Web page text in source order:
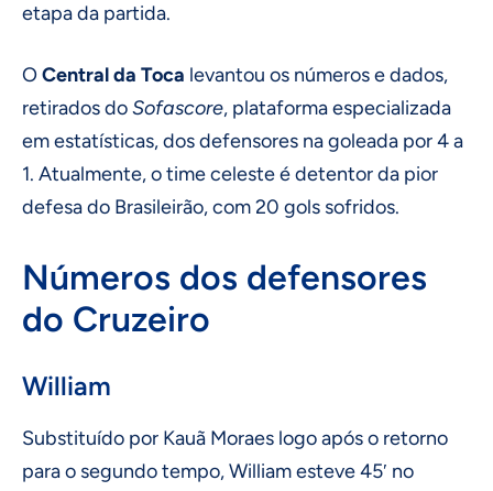
etapa da partida.
OCentral da Toca levantou os números e dados,
retirados doSofascore, plataforma especializada
em estatísticas, dos defensores na goleada por 4 a
1. Atualmente, o time celeste é detentor da pior
defesa do Brasileirão, com 20 gols sofridos.
Números dos defensores
do Cruzeiro
William
Substituído por Kauã Moraes logo após o retorno
para o segundo tempo, William esteve 45′ no